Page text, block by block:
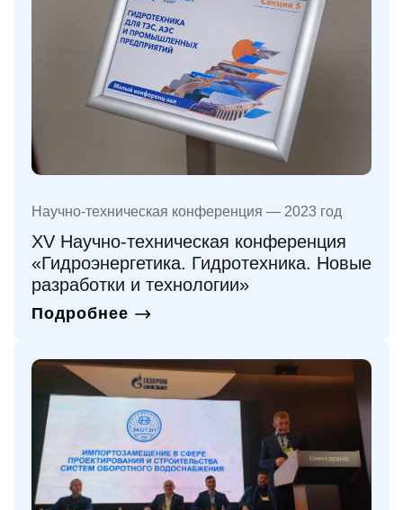
Научно-техническая конференция — 2023 год
XV Научно-техническая конференция
«Гидроэнергетика. Гидротехника. Новые
разработки и технологии»
Подробнее